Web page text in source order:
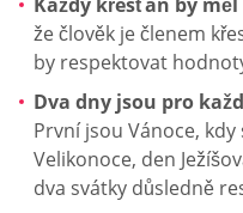
že člověk je členem
by respektovat
Dva dny jsou pro
První jsou Vánoce,
Velikonoce, den
dva svátky důsledně